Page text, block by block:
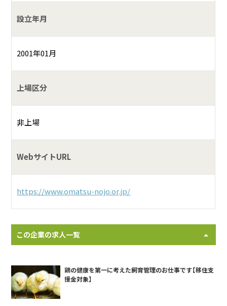
設立年月
2001年01月
上場区分
非上場
WebサイトURL
https://www.omatsu-nojo.or.jp/
この企業の求人一覧
鶏の健康を第一に考えた飼育管理のお仕事です【移住支
援金対象】